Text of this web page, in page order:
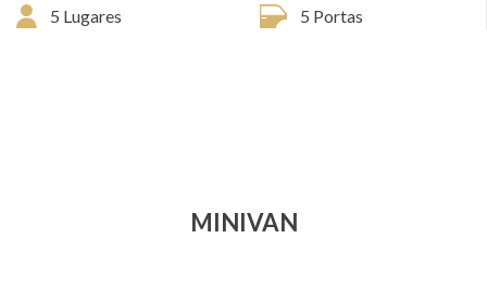
5 Lugares
5 Portas
MINIVAN